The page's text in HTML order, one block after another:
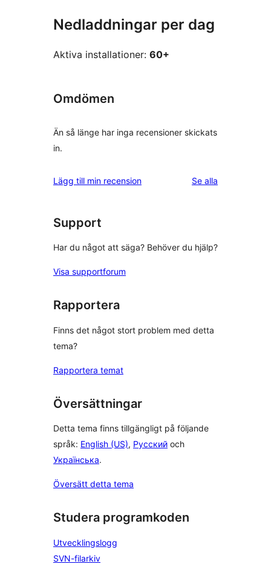
Nedladdningar per dag
Aktiva installationer: 60+
Omdömen
Än så länge har inga recensioner skickats
in.
Lägg till min recension Se alla
Support
Har du något att säga? Behöver du hjälp?
Visa supportforum
Rapportera
Finns det något stort problem med detta
tema?
Rapportera temat
Översättningar
Detta tema finns tillgängligt på följande
språk: English (US), Русский och
Українська.
Översätt detta tema
Studera programkoden
Utvecklingslogg
SVN-filarkiv